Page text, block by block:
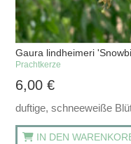
Gaura lindheimeri
Prachtkerze
6,00€
duftige, schneeweiße
IN DEN